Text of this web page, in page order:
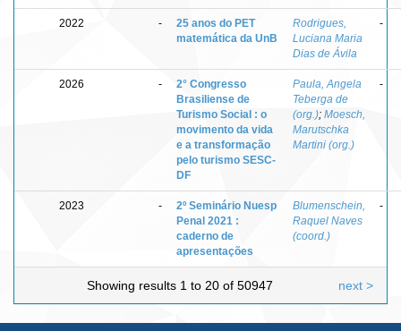
2022 -
25 anos do PET
matemática da UnB
Rodrigues,
Luciana Maria
Dias de Ávila
-
2026 -
2° Congresso
Brasiliense de
Turismo Social : o
movimento da vida
e a transformação
pelo turismo SESC-
DF
Paula, Angela
Teberga de
(org.); Moesch,
Marutschka
Martini (org.)
-
2023 -
2º Seminário Nuesp
Penal 2021 :
caderno de
apresentações
Blumenschein,
Raquel Naves
(coord.)
-
Showing results 1 to 20 of 50947 next >